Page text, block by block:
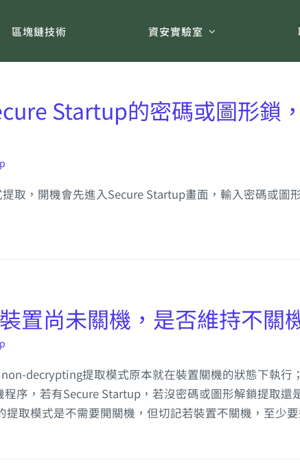
區塊鏈技術 資安實驗室
Startup的密碼或圖形鎖
取，開機會先進入Secure Startup畫面，輸入密碼或
置尚未關機，是否維持不關
decrypting提取模式原本就在裝置關機的狀態下執
序，若有Secure Startup，若沒密碼或圖形解鎖提取
提取模式是不需要開關機，但切記若裝置不關機，至少要